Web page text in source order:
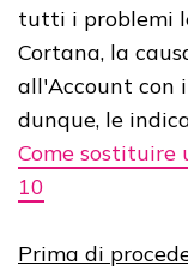
tutti i problemi
Cortana, la
all'Account con
dunque, le
Come
10
Prima di